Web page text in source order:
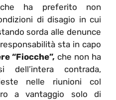
ha preferito non
di disagio in cui
sorda alle denunce
sta in capo
“Fiocche”, che non ha
contrada,
nelle riunioni col
a vantaggio solo di